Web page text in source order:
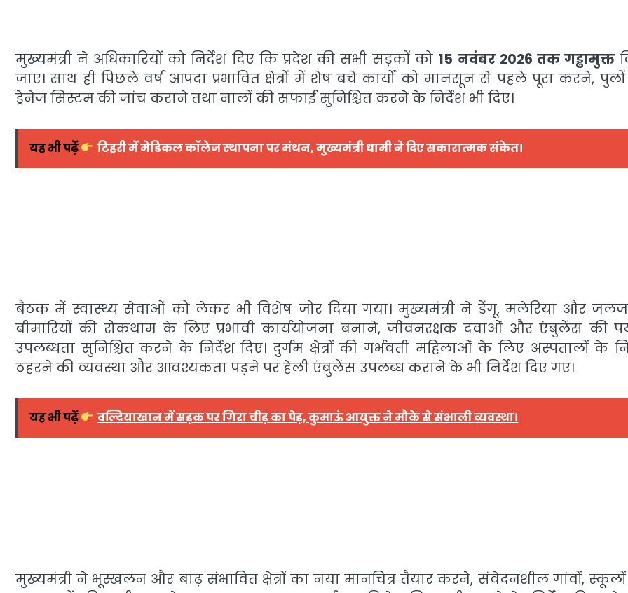
मुख्यमंत्री ने अधिकारियों को निर्देश दिए कि प्रदेश की सभी सड़कों को 15 नवंबर 2026 तक गड्ढामुक्त
जाए। साथ ही पिछले वर्ष आपदा प्रभावित क्षेत्रों में शेष बचे कार्यों को मानसून से पहले पूरा करने,
ड्रेनेज सिस्टम की जांच कराने तथा नालों की सफाई सुनिश्चित करने के निर्देश भी दिए।
यह भी पढ़ें टिहरी में मेडिकल कॉलेज स्थापना पर मंथन, मुख्यमंत्री धामी ने दिए सकारात्मक संकेत।
बैठक में स्वास्थ्य सेवाओं को लेकर भी विशेष जोर दिया गया। मुख्यमंत्री ने डेंगू, मलेरिया और
बीमारियों की रोकथाम के लिए प्रभावी कार्ययोजना बनाने, जीवनरक्षक दवाओं और एंबुलेंस की
उपलब्धता सुनिश्चित करने के निर्देश दिए। दुर्गम क्षेत्रों की गर्भवती महिलाओं के लिए अस्पतालों के
ठहरने की व्यवस्था और आवश्यकता पड़ने पर हेली एंबुलेंस उपलब्ध कराने के भी निर्देश दिए गए।
यह भी पढ़ें वल्दियाखान में सड़क पर गिरा चीड़ का पेड़, कुमाऊं आयुक्त ने मौके से संभाली व्यवस्था।
मुख्यमंत्री ने भूस्खलन और बाढ़ संभावित क्षेत्रों का नया मानचित्र तैयार करने, संवेदनशील गांवों,